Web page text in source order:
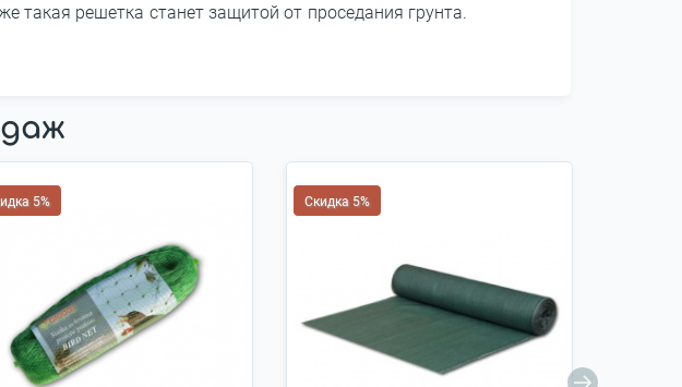
решетка станет защитой от проседания грунта.
5% Скидка 5%